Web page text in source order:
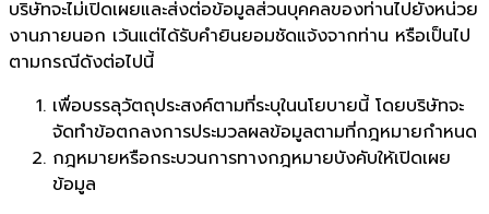
บริษัทจะไม่เปิดเผยและส่งต่อข้อมูลส่วนบุคคลของท่านไปยังหน่วย
งานภายนอก เว้นแต่ได้รับคำยินยอมชัดแจ้งจากท่าน หรือเป็นไป
ตามกรณีดังต่อไปนี้
เพื่อบรรลุวัตถุประสงค์ตามที่ระบุในนโยบายนี้ โดยบริษัทจะ
จัดทำข้อตกลงการประมวลผลข้อมูลตามที่กฎหมายกำหนด
กฎหมายหรือกระบวนการทางกฎหมายบังคับให้เปิดเผย
ข้อมูล